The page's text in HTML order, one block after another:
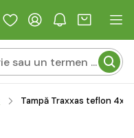
Tampă Traxxas teflon